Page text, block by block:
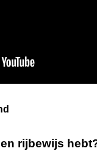
rijbewijs